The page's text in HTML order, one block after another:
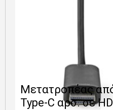
Μετατροπέας
Type-C αρσ. σε